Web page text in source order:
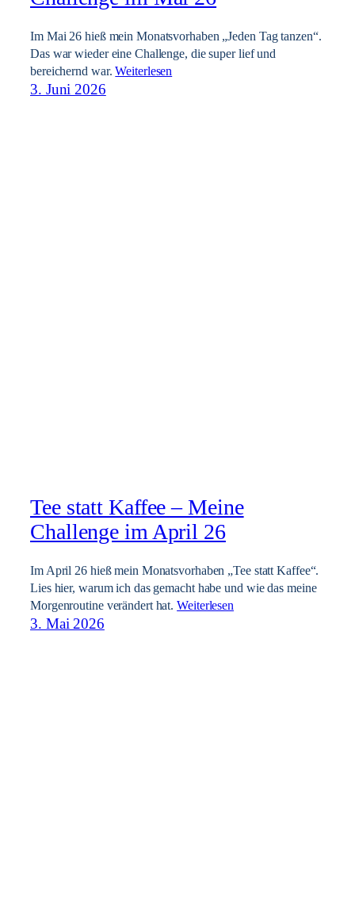
Im Mai 26 hieß mein Monatsvorhaben „Jeden Tag tanzen“.
Das war wieder eine Challenge, die super lief und
bereichernd war.Weiterlesen
3. Juni 2026
Tee statt Kaffee – Meine
Challenge im April 26
Im April 26 hieß mein Monatsvorhaben „Tee statt Kaffee“.
Lies hier, warum ich das gemacht habe und wie das meine
Morgenroutine verändert hat.Weiterlesen
3. Mai 2026